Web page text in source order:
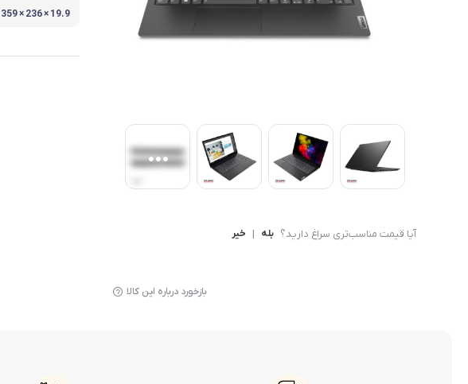
آیا قیمت مناسب‌تری سراغ دارید؟ بله | خیر
بازخورد درباره این کالا